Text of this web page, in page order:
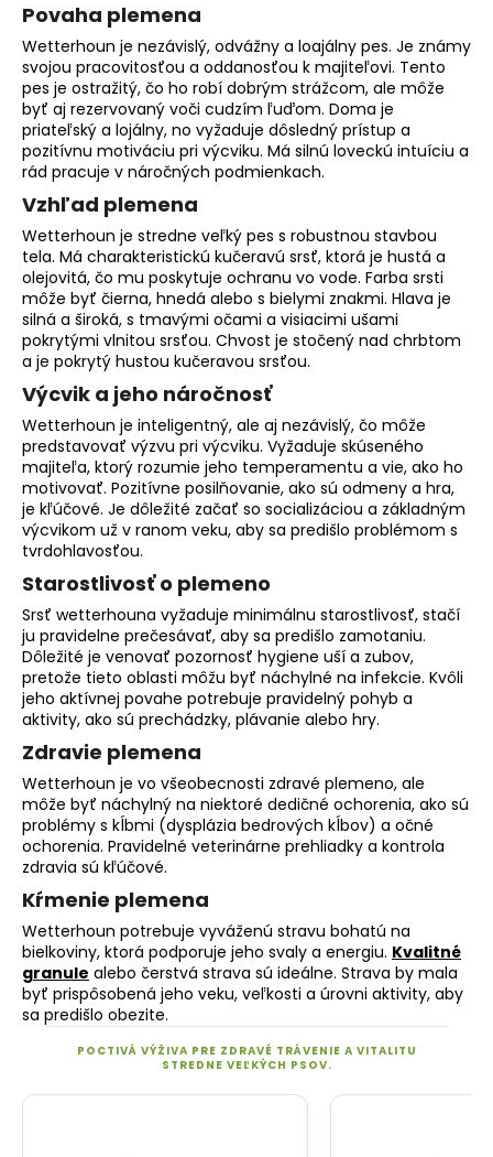
Povaha plemena
Wetterhoun je nezávislý, odvážny a loajálny pes. Je známy
svojou pracovitosťou a oddanosťou k majiteľovi. Tento
pes je ostražitý, čo ho robí dobrým strážcom, ale môže
byť aj rezervovaný voči cudzím ľuďom. Doma je
priateľský a lojálny, no vyžaduje dôsledný prístup a
pozitívnu motiváciu pri výcviku. Má silnú loveckú intuíciu a
rád pracuje v náročných podmienkach.
Vzhľad plemena
Wetterhoun je stredne veľký pes s robustnou stavbou
tela. Má charakteristickú kučeravú srsť, ktorá je hustá a
olejovitá, čo mu poskytuje ochranu vo vode. Farba srsti
môže byť čierna, hnedá alebo s bielymi znakmi. Hlava je
silná a široká, s tmavými očami a visiacimi ušami
pokrytými vlnitou srsťou. Chvost je stočený nad chrbtom
a je pokrytý hustou kučeravou srsťou.
Výcvik a jeho náročnosť
Wetterhoun je inteligentný, ale aj nezávislý, čo môže
predstavovať výzvu pri výcviku. Vyžaduje skúseného
majiteľa, ktorý rozumie jeho temperamentu a vie, ako ho
motivovať. Pozitívne posilňovanie, ako sú odmeny a hra,
je kľúčové. Je dôležité začať so socializáciou a základným
výcvikom už v ranom veku, aby sa predišlo problémom s
tvrdohlavosťou.
Starostlivosť o plemeno
Srsť wetterhouna vyžaduje minimálnu starostlivosť, stačí
ju pravidelne prečesávať, aby sa predišlo zamotaniu.
Dôležité je venovať pozornosť hygiene uší a zubov,
pretože tieto oblasti môžu byť náchylné na infekcie. Kvôli
jeho aktívnej povahe potrebuje pravidelný pohyb a
aktivity, ako sú prechádzky, plávanie alebo hry.
Zdravie plemena
Wetterhoun je vo všeobecnosti zdravé plemeno, ale
môže byť náchylný na niektoré dedičné ochorenia, ako sú
problémy s kĺbmi (dysplázia bedrových kĺbov) a očné
ochorenia. Pravidelné veterinárne prehliadky a kontrola
zdravia sú kľúčové.
Kŕmenie plemena
Wetterhoun potrebuje vyváženú stravu bohatú na
bielkoviny, ktorá podporuje jeho svaly a energiu. Kvalitné
granule alebo čerstvá strava sú ideálne. Strava by mala
byť prispôsobená jeho veku, veľkosti a úrovni aktivity, aby
sa predišlo obezite.
O
d
p
o
r
ú
č
a
m
e